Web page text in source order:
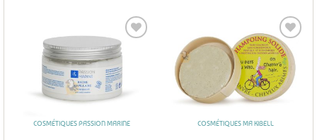
Ajouter
favoris
COSMÉTIQUES PASSION MARINE
Ajouter
aux
favoris
COSMÉTIQUES MA KIBELL